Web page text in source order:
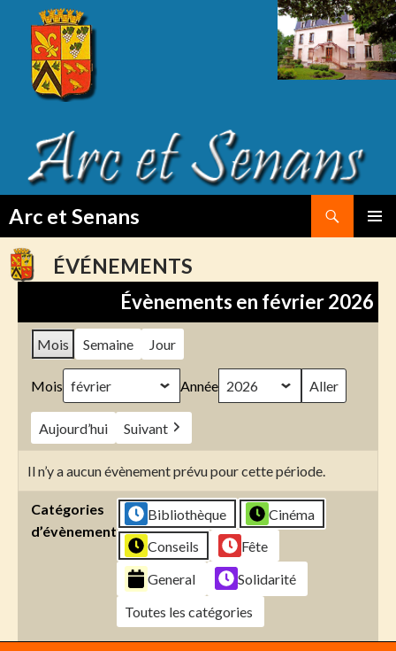
Arc et Senans
TO
CONTENTÉVÉNEMENTS
Évènements en février 2026
Mois Semaine Jour
Mois Année
Aujourd’hui Suivant
Il n’y a aucun évènement prévu pour cette période.
Catégories
d’évènement
Bibliothèque
Cinéma
Conseils
Fête
General
Solidarité
Toutes les catégories